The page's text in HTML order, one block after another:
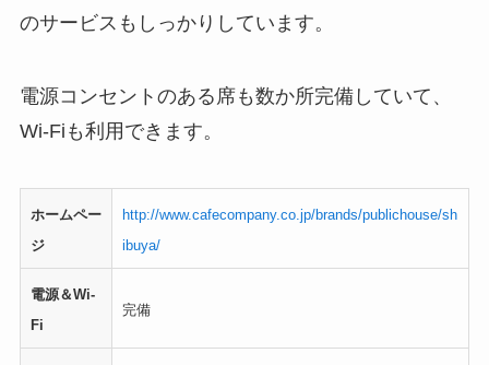
のサービスもしっかりしています。
電源コンセントのある席も数か所完備していて、
Wi-Fiも利用できます。
ホームペー
ジ
http://www.cafecompany.co.jp/brands/publichouse/sh
ibuya/
電源＆Wi-
Fi
完備